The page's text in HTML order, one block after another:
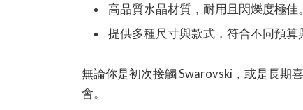
高品質水晶材質，耐用且閃爍度極佳。
提供多種尺寸與款式，符合不同預算
無論你是初次接觸 Swarovski，或是長期
會。